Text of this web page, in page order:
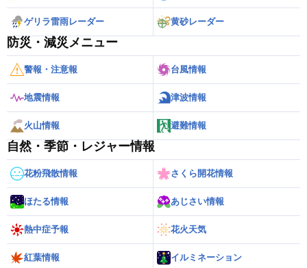
ゲリラ雷雨レーダー 黄砂レーダー
防災・減災メニュー
警報・注意報 台風情報
地震情報 津波情報
火山情報 避難情報
自然・季節・レジャー情報
花粉飛散情報 さくら開花情報
ほたる情報 あじさい情報
熱中症予報 花火天気
紅葉情報 イルミネーション